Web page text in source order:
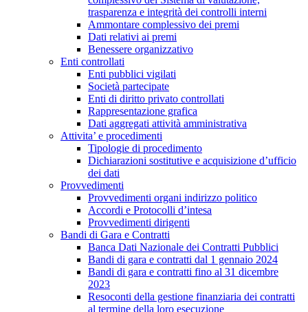
trasparenza e integrità dei controlli interni
Ammontare complessivo dei premi
Dati relativi ai premi
Benessere organizzativo
Enti controllati
Enti pubblici vigilati
Società partecipate
Enti di diritto privato controllati
Rappresentazione grafica
Dati aggregati attività amministrativa
Attivita’ e procedimenti
Tipologie di procedimento
Dichiarazioni sostitutive e acquisizione d’ufficio
dei dati
Provvedimenti
Provvedimenti organi indirizzo politico
Accordi e Protocolli d’intesa
Provvedimenti dirigenti
Bandi di Gara e Contratti
Banca Dati Nazionale dei Contratti Pubblici
Bandi di gara e contratti dal 1 gennaio 2024
Bandi di gara e contratti fino al 31 dicembre
2023
Resoconti della gestione finanziaria dei contratti
al termine della loro esecuzione